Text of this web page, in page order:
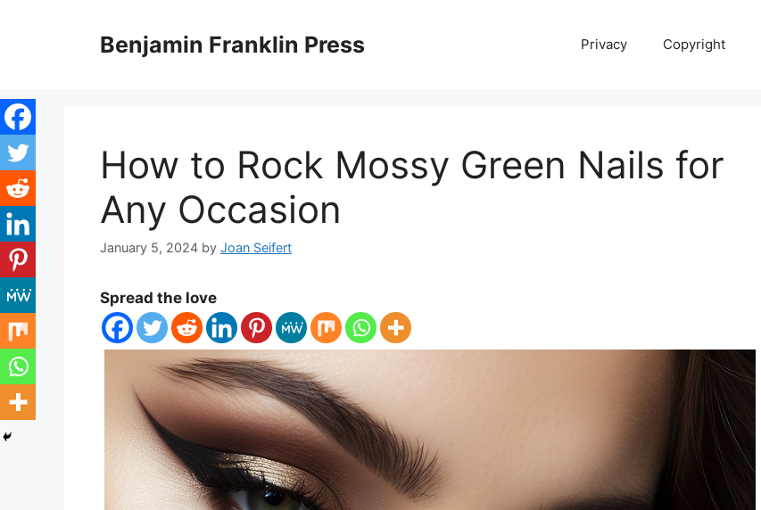
Benjamin Franklin Press Privacy Copyright
How to Rock Mossy Green Nails for
Any Occasion
January 5, 2024 by Joan Seifert
Spread the love